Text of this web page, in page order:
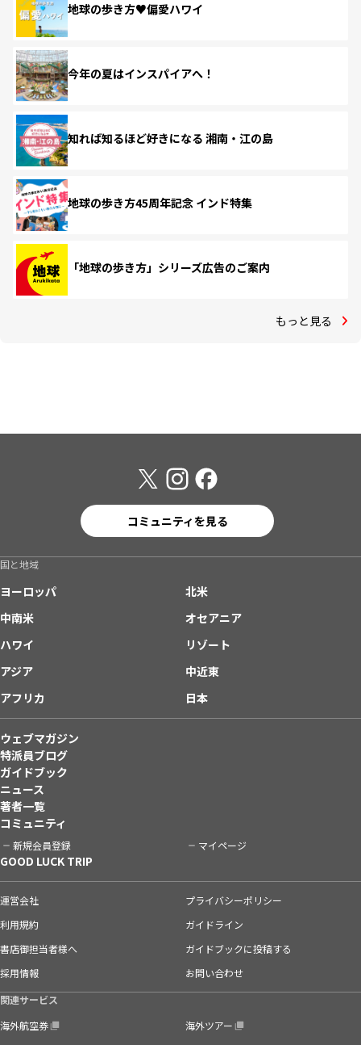
地球の歩き方♥偏愛ハワイ
今年の夏はインスパイアへ！
知れば知るほど好きになる 湘南・江の島
地球の歩き方45周年記念 インド特集
「地球の歩き方」シリーズ広告のご案内
もっと見る
コミュニティを見る
国と地域
ヨーロッパ
北米
中南米
オセアニア
ハワイ
リゾート
アジア
中近東
アフリカ
日本
ウェブマガジン
特派員ブログ
ガイドブック
ニュース
著者一覧
コミュニティ
新規会員登録 マイページ
GOOD LUCK TRIP
運営会社
プライバシーポリシー
利用規約
ガイドライン
書店御担当者様へ
ガイドブックに投稿する
採用情報
お問い合わせ
関連サービス
海外航空券
海外ツアー